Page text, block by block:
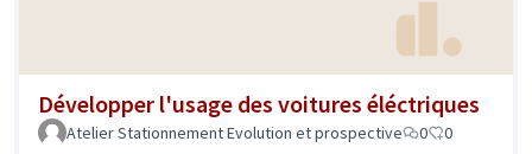
Développer l'usage des voitures éléctriques
Atelier Stationnement Evolution et prospective 0 0